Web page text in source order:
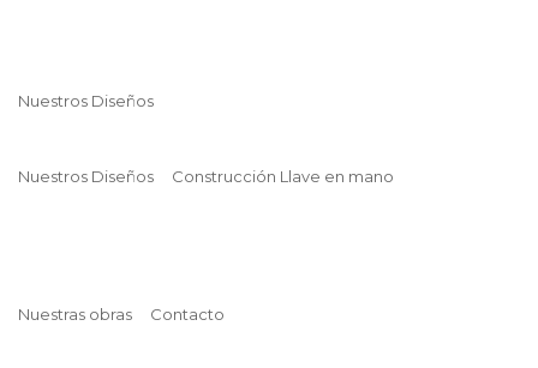
Nuestros Diseños
Nuestros Diseños Construcción Llave en mano
Nuestras obras Contacto